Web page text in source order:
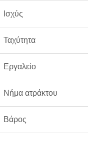
Ισχύς
Ταχύτητα
Εργαλείο
Νήμα ατράκτου
Βάρος